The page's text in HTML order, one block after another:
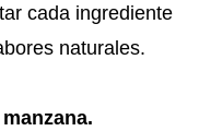
cada ingrediente
naturales.